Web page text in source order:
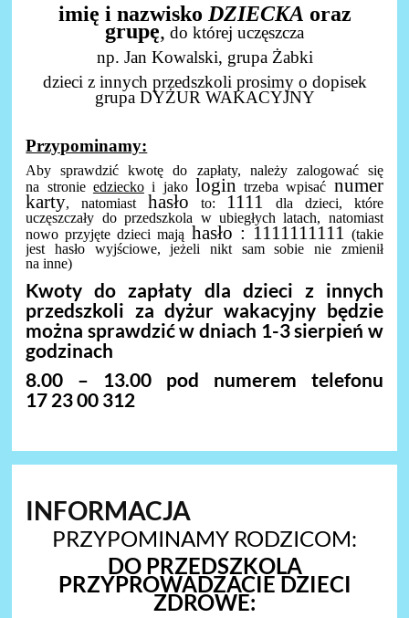
imię i nazwisko DZIECKA oraz
grupę, do której uczęszcza
np. Jan Kowalski, grupa Żabki
dzieci z innych przedszkoli prosimy o dopisek
grupa DYŻUR WAKACYJNY
Przypominamy:
Aby sprawdzić kwotę do zapłaty, należy zalogować się
na stronie edzieckoi jako login trzeba wpisać numer
karty, natomiast hasło to: 1111
dla dzieci, które
uczęszczały do przedszkola w ubiegłych latach, natomiast
nowo przyjęte dzieci mają hasło : 1111111111
(takie
jest hasło wyjściowe, jeżeli nikt sam sobie nie zmienił
na inne)
Kwoty do zapłaty dla dzieci z innych
przedszkoli za dyżur wakacyjny będzie
można sprawdzić w dniach 1-3 sierpień w
godzinach
8.00 – 13.00 pod numerem telefonu
17 23 00 312
INFORMACJA
PRZYPOMINAMY RODZICOM:
DO PRZEDSZKOLA
PRZYPROWADZACIE DZIECI
ZDROWE: